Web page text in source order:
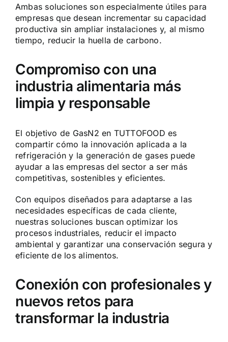
Ambas soluciones son especialmente útiles para
empresas que desean incrementar su capacidad
productiva sin ampliar instalaciones y, al mismo
tiempo, reducir la huella de carbono.
Compromiso con una
industria alimentaria más
limpia y responsable
El objetivo de GasN2 en TUTTOFOOD es
compartir cómo la innovación aplicada a la
refrigeración y la generación de gases puede
ayudar a las empresas del sector a ser más
competitivas, sostenibles y eficientes.
Con equipos diseñados para adaptarse a las
necesidades específicas de cada cliente,
nuestras soluciones buscan optimizar los
procesos industriales, reducir el impacto
ambiental y garantizar una conservación segura y
eficiente de los alimentos.
Conexión con profesionales y
nuevos retos para
transformar la industria